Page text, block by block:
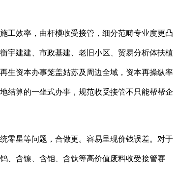
效率，曲杆模收受接管，细分范畴专业度更凸
宇建建、市政基建、老旧小区、贸易分析体扶植
生资本办事笼盖姑苏及周边全域，资本再操纵率
结算的一坐式办事，规范收受接管不只能帮帮企
星等问题，合做更。容易呈现价钱误差。对于
、含镍、含钼、含钛等高价值废料收受接管赛